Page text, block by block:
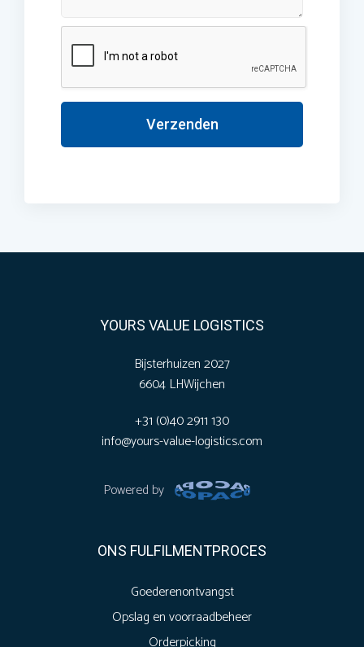
Verzenden
YOURS VALUE LOGISTICS
Bijsterhuizen 2027
6604 LHWijchen
+31 (0)40 2911 130
info@yours-value-logistics.com
Powered by
ONS FULFILMENTPROCES
Goederenontvangst
Opslag en voorraadbeheer
Orderpicking